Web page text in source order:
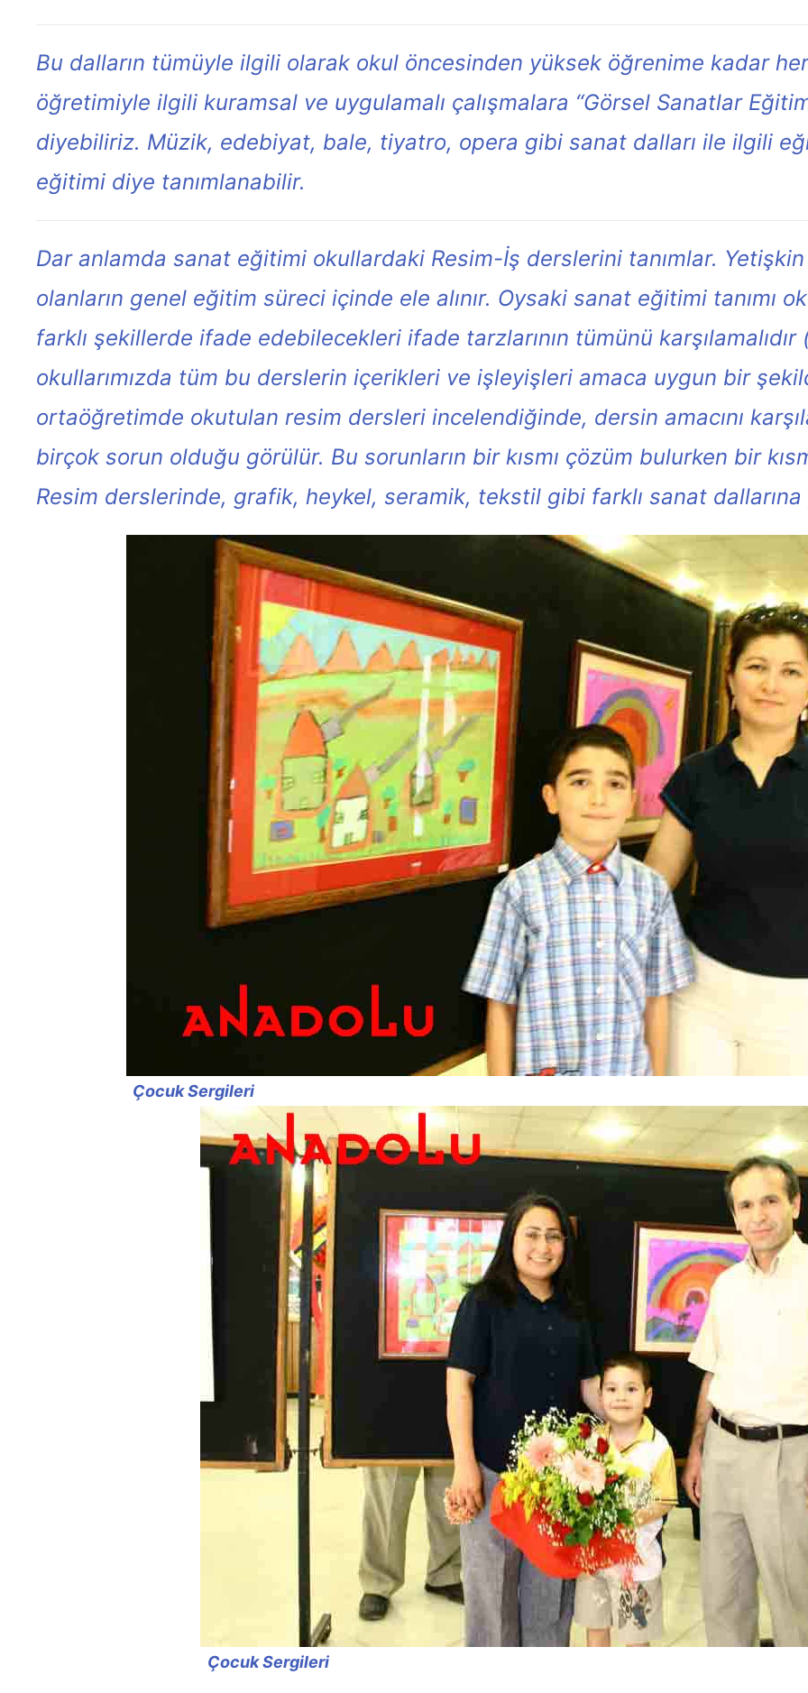
Bu dalların tümüyle ilgili olarak okul öncesinden yüksek öğrenime kadar
öğretimiyle ilgili kuramsal ve uygulamalı çalışmalara “Görsel Sanatlar
diyebiliriz. Müzik, edebiyat, bale, tiyatro, opera gibi sanat dalları ile ilgili
eğitimi diye tanımlanabilir.
Dar anlamda sanat eğitimi okullardaki Resim-İş derslerini tanımlar.
olanların genel eğitim süreci içinde ele alınır. Oysaki sanat eğitimi tanımı
farklı şekillerde ifade edebilecekleri ifade tarzlarının tümünü
okullarımızda tüm bu derslerin içerikleri ve işleyişleri amaca uygun bir
ortaöğretimde okutulan resim dersleri incelendiğinde, dersin amacını
birçok sorun olduğu görülür. Bu sorunların bir kısmı çözüm bulurken bir
Resim derslerinde, grafik, heykel, seramik, tekstil gibi farklı sanat dallarına
Çocuk Sergileri
Çocuk Sergileri